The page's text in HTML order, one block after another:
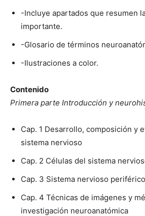
-Incluye apartados que resumen
importante.
-Glosario de términos
-Ilustraciones a color.
Contenido
Primera parte Introducción y
Cap. 1 Desarrollo, composición y
sistema nervioso
Cap. 2 Células del sistema
Cap. 3 Sistema nervioso periférico
Cap. 4 Técnicas de imágenes y
investigación neuroanatómica